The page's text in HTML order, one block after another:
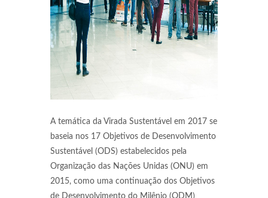
A temática da Virada Sustentável em 2017 se
baseia nos 17 Objetivos de Desenvolvimento
Sustentável (ODS) estabelecidos pela
Organização das Nações Unidas (ONU) em
2015, como uma continuação dos Objetivos
de Desenvolvimento do Milênio (ODM)